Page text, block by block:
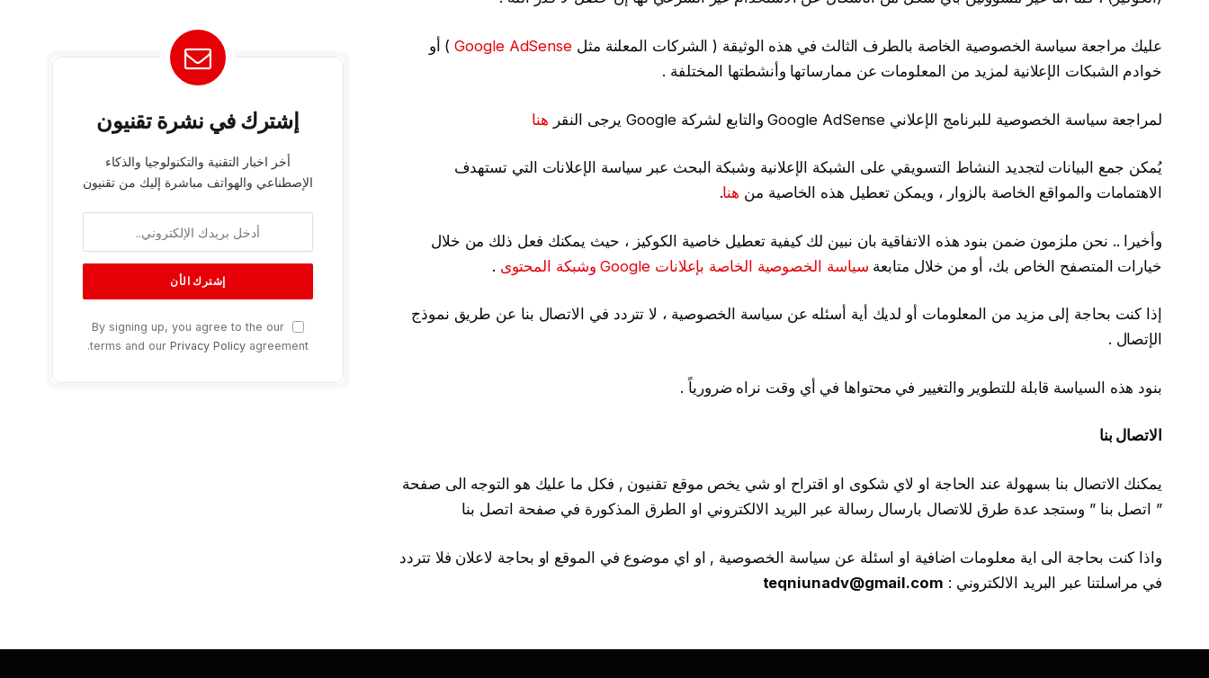
عليك مراجعة سياسة الخصوصية الخاصة بالطرف الثالث في هذه الوثيقة ( الشركات المعلنة مثل Google AdSense) أو
خوادم الشبكات الإعلانية لمزيد من المعلومات عن ممارساتها وأنشطتها المختلفة .
لمراجعة سياسة الخصوصية للبرنامج الإعلاني Google AdSense والتابع لشركة Google يرجى النقر هنا
يُمكن جمع البيانات لتجديد النشاط التسويقي على الشبكة الإعلانية وشبكة البحث عبر سياسة الإعلانات التي تستهدف
الاهتمامات والمواقع الخاصة بالزوار ، ويمكن تعطيل هذه الخاصية من هنا.
وأخيرا .. نحن ملزمون ضمن بنود هذه الاتفاقية بان نبين لك كيفية تعطيل خاصية الكوكيز ، حيث يمكنك فعل ذلك من خلال
خيارات المتصفح الخاص بك، أو من خلال متابعة سياسة الخصوصية الخاصة بإعلانات Google وشبكة المحتوى .
إذا كنت بحاجة إلى مزيد من المعلومات أو لديك أية أسئله عن سياسة الخصوصية ، لا تتردد في الاتصال بنا عن طريق نموذج
الإتصال .
بنود هذه السياسة قابلة للتطوير والتغيير في محتواها في أي وقت نراه ضرورياً .
الاتصال بنا
يمكنك الاتصال بنا بسهولة عند الحاجة او لاي شكوى او اقتراح او شي يخص موقع تقنيون , فكل ما عليك هو التوجه الى صفحة
” اتصل بنا ” وستجد عدة طرق للاتصال بارسال رسالة عبر البريد الالكتروني او الطرق المذكورة في صفحة اتصل بنا
واذا كنت بحاجة الى اية معلومات اضافية او اسئلة عن سياسة الخصوصية , او اي موضوع في الموقع او بحاجة لاعلان فلا تتردد
في مراسلتنا عبر البريد الالكتروني : teqniunadv@gmail.com
Instagram
Telegram
Latest Reviews